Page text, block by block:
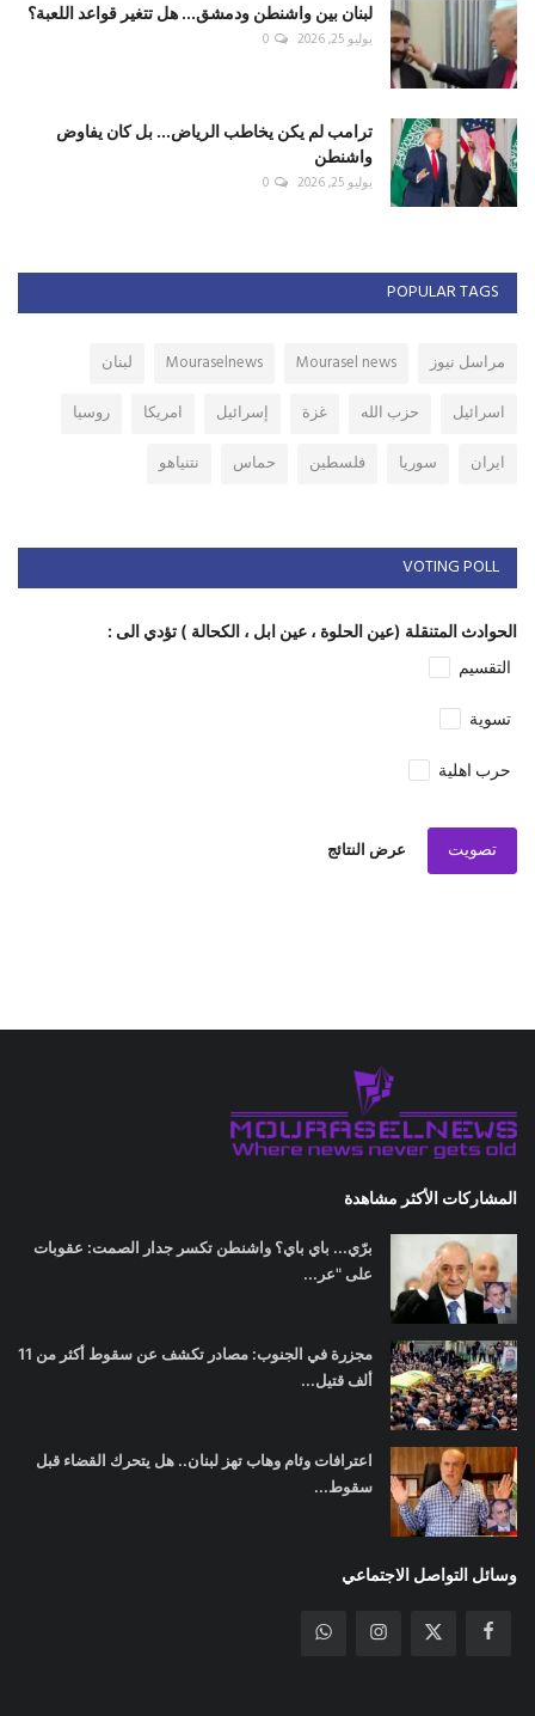
لبنان بين واشنطن ودمشق... هل تتغير قواعد اللعبة؟
يوليو 25, 2026 0
ترامب لم يكن يخاطب الرياض... بل كان يفاوض
واشنطن
يوليو 25, 2026 0
POPULAR TAGS
مراسل نيوز Mourasel news
Mouraselnews
لبنان
اسرائيل
حزب الله غزة إسرائيل امريكا
روسيا
ايران
سوريا فلسطين حماس نتنياهو
VOTING POLL
الحوادث المتنقلة (عين الحلوة ، عين ابل ، الكحالة ) تؤدي الى :
التقسيم
تسوية
حرب اهلية
تصويت عرض النتائج
المشاركات الأكثر مشاهدة
برّي... باي باي؟ واشنطن تكسر جدار الصمت: عقوبات
على "عر...
مجزرة في الجنوب: مصادر تكشف عن سقوط أكثر من 11
ألف قتيل...
اعترافات وئام وهاب تهز لبنان.. هل يتحرك القضاء قبل
سقوط...
وسائل التواصل الاجتماعي